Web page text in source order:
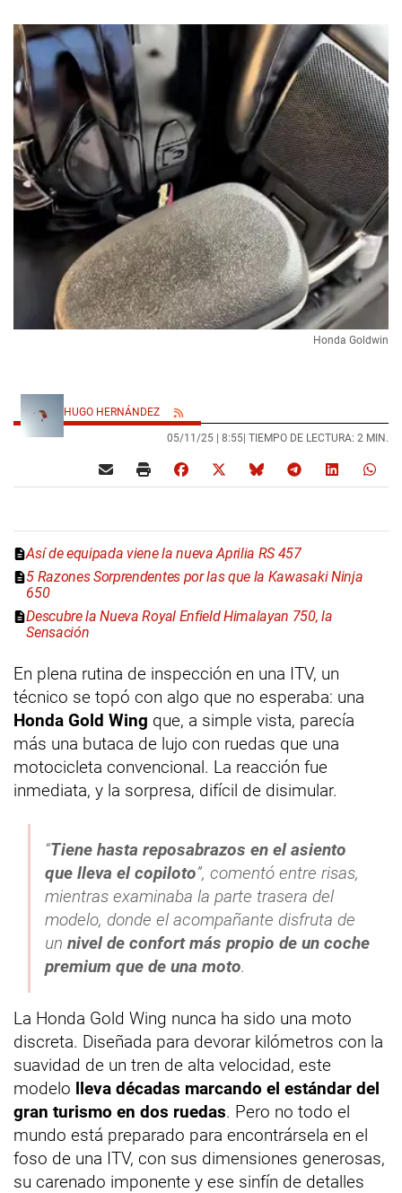
Honda Goldwin
HUGO HERNÁNDEZ
05/11/25 | 8:55| TIEMPO DE LECTURA: 2 MIN.
Así de equipada viene la nueva Aprilia RS 457
5 Razones Sorprendentes por las que la Kawasaki Ninja
650
Descubre la Nueva Royal Enfield Himalayan 750, la
Sensación
En plena rutina de inspección en una ITV, un
técnico se topó con algo que no esperaba: una
Honda Gold Wing que, a simple vista, parecía
más una butaca de lujo con ruedas que una
motocicleta convencional. La reacción fue
inmediata, y la sorpresa, difícil de disimular.
“Tiene hasta reposabrazos en el asiento
que lleva el copiloto”, comentó entre risas,
mientras examinaba la parte trasera del
modelo, donde el acompañante disfruta de
un nivel de confort más propio de un coche
premium que de una moto.
La Honda Gold Wing nunca ha sido una moto
discreta. Diseñada para devorar kilómetros con la
suavidad de un tren de alta velocidad, este
modelo lleva décadas marcando el estándar del
gran turismo en dos ruedas. Pero no todo el
mundo está preparado para encontrársela en el
foso de una ITV, con sus dimensiones generosas,
su carenado imponente y ese sinfín de detalles